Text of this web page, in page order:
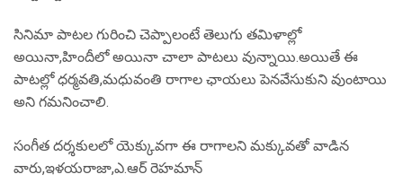
సినిమా పాటల గురించి చెప్పాలంటే తెలుగు తమిళాల్లో
అయినా,హిందీలో అయినా చాలా పాటలు వున్నాయి.అయితే ఈ
పాటల్లో ధర్మవతి,మధువంతి రాగాల ఛాయలు పెనవేసుకుని వుంటాయి
అని గమనించాలి.
సంగీత దర్శకులలో యెక్కువగా ఈ రాగాలని మక్కువతో వాడిన
వారు,ఇళయరాజా,ఎ.ఆర్ రెహమాన్